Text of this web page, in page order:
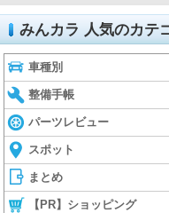
みんカラ 人気のカテ
車種別
整備手帳
パーツレビュー
スポット
まとめ
【PR】ショッピング